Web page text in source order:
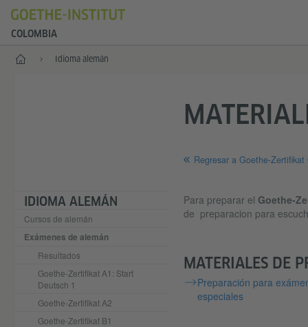
COLOMBIA
Inicio Idioma alemán
IDIOMA ALEMÁN
Cursos de alemán
Exámenes de alemán
Resultados
Goethe-Zertifikat A1: Start
Deutsch 1
Goethe-Zertifikat A2
Goethe-Zertifikat B1
Regresar a Goethe-Zertifikat
Para preparar el Goethe-
de preparacion para
MATERIALES DE
Preparación para
especiales